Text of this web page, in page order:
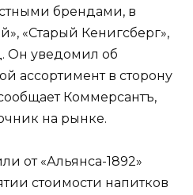
брендами, в
«Старый Кенигсберг»,
Он уведомил об
ассортимент в сторону
Коммерсантъ,
на рынке.
от «Альянса-1892»
стоимости напитков